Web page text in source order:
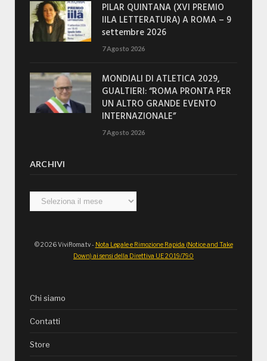
PILAR QUINTANA (XVI PREMIO
IILA LETTERATURA) A ROMA – 9
settembre 2026
7 Agosto 2026
MONDIALI DI ATLETICA 2029,
GUALTIERI: “ROMA PRONTA PER
UN ALTRO GRANDE EVENTO
INTERNAZIONALE”
7 Agosto 2026
ARCHIVI
Archivi
© 2026 ViviRoma.tv - Nota Legale e Rimozione Rapida (Notice and Take
Down) ai sensi della Direttiva UE 2019/790
Chi siamo
Contatti
Store